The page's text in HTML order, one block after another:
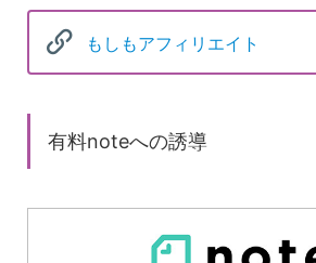
もしもアフィリエイト
有料noteへの誘導